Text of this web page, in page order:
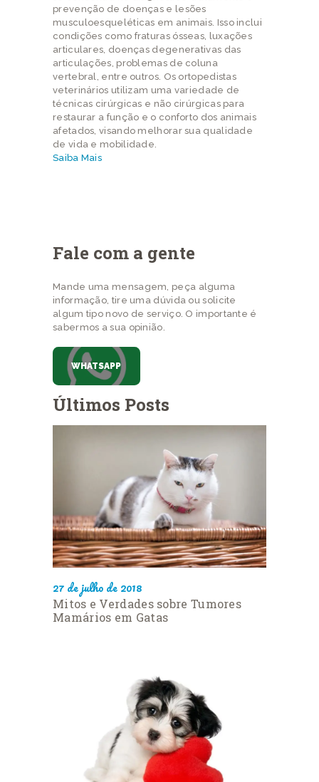
prevenção de doenças e lesões
musculoesqueléticas em animais. Isso inclui
condições como fraturas ósseas, luxações
articulares, doenças degenerativas das
articulações, problemas de coluna
vertebral, entre outros. Os ortopedistas
veterinários utilizam uma variedade de
técnicas cirúrgicas e não cirúrgicas para
restaurar a função e o conforto dos animais
afetados, visando melhorar sua qualidade
de vida e mobilidade.
Saiba Mais
Fale com a gente
Mande uma mensagem, peça alguma
informação, tire uma dúvida ou solicite
algum tipo novo de serviço. O importante é
sabermos a sua opinião.
WHATSAPP
Últimos Posts
27 de julho de 2018
Mitos e Verdades sobre Tumores
Mamários em Gatas